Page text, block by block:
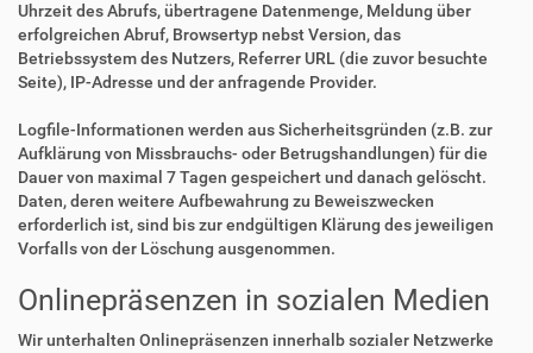
Uhrzeit des Abrufs, übertragene Datenmenge, Meldung über
erfolgreichen Abruf, Browsertyp nebst Version, das
Betriebssystem des Nutzers, Referrer URL (die zuvor besuchte
Seite), IP-Adresse und der anfragende Provider.
Logfile-Informationen werden aus Sicherheitsgründen (z.B. zur
Aufklärung von Missbrauchs- oder Betrugshandlungen) für die
Dauer von maximal 7 Tagen gespeichert und danach gelöscht.
Daten, deren weitere Aufbewahrung zu Beweiszwecken
erforderlich ist, sind bis zur endgültigen Klärung des jeweiligen
Vorfalls von der Löschung ausgenommen.
Onlinepräsenzen in sozialen Medien
Wir unterhalten Onlinepräsenzen innerhalb sozialer Netzwerke